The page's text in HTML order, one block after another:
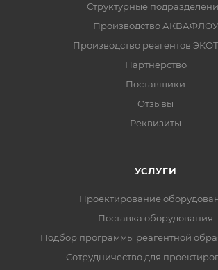
Структурные
Производство АКВАФЛОУ
Производство реагентов
Партнерство
Поставщики
Отзывы
Реквизиты
УСЛУГИ
Проектирование
Поставка оборудования
Подбор программы реагентной
Сотрудничество для